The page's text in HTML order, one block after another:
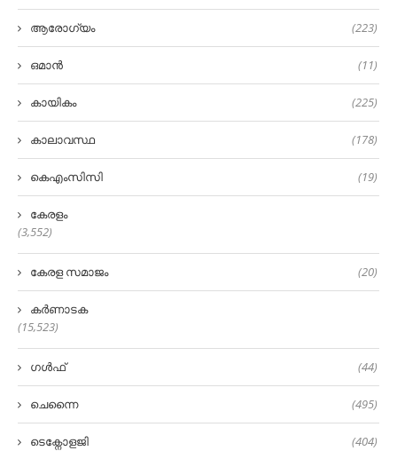
ആരോഗ്യം (223)
ഒമാൻ (11)
കായികം (225)
കാലാവസ്ഥ (178)
കെഎംസിസി (19)
കേരളം
(3,552)
കേരള സമാജം (20)
കർണാടക
(15,523)
ഗൾഫ് (44)
ചെന്നൈ (495)
ടെക്നോളജി (404)